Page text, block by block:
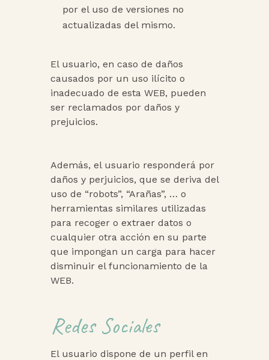
por el uso de versiones no
actualizadas del mismo.
El usuario, en caso de daños
causados por un uso ilícito o
inadecuado de esta WEB, pueden
ser reclamados por daños y
prejuicios.
Además, el usuario responderá por
daños y perjuicios, que se deriva del
uso de “robots”, “Arañas”, … o
herramientas similares utilizadas
para recoger o extraer datos o
cualquier otra acción en su parte
que impongan un carga para hacer
disminuir el funcionamiento de la
WEB.
Redes Sociales
El usuario dispone de un perfil en